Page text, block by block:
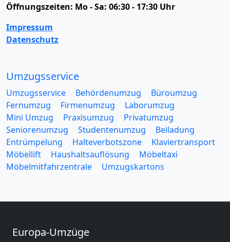
Öffnungszeiten: Mo - Sa: 06:30 - 17:30 Uhr
Impressum
Datenschutz
Umzugsservice
Umzugsservice Behördenumzug
Büroumzug
Fernumzug
Firmenumzug
Laborumzug
Mini Umzug
Praxisumzug
Privatumzug
Seniorenumzug
Studentenumzug
Beiladung
Entrümpelung
Halteverbotszone
Klaviertransport
Möbellift
Haushaltsauflösung
Möbeltaxi
Möbelmitfahrzentrale
Umzugskartons
Europa-Umzüge